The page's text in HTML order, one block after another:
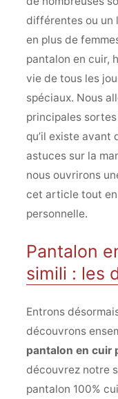
différentes ou un
en plus de
pantalon en cuir,
vie de tous les
spéciaux. Nous
principales
qu’il existe avant
astuces sur la
nous ouvrirons
cet article tout
personnelle.
Pantalon
simili : les
Entrons
découvrons
pantalon en cuir
découvrez notre
pantalon 100%